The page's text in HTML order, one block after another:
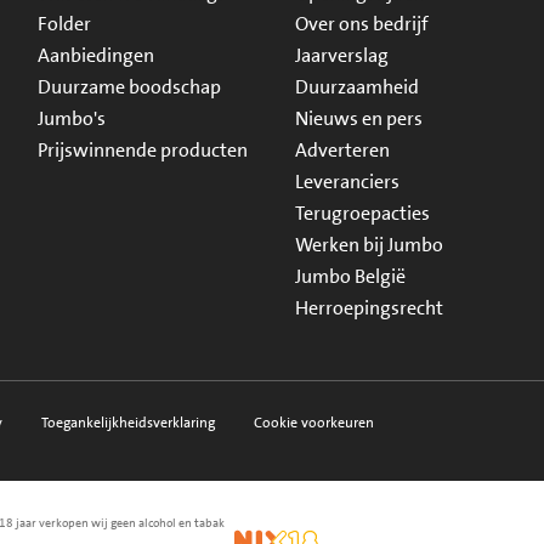
Folder
Aanbiedingen
Duurzame boodschap
Jumbo's
Prijswinnende producten
Over ons bedrijf
Jaarverslag
Duurzaamheid
Nieuws en pers
Adverteren
Leveranciers
Terugroepacties
Werken bij Jumbo
Jumbo België
Herroepingsrecht
Toegankelijkheidsverklaring Cookie voorkeuren
jaar verkopen wij geen alcohol en tabak
NIX18